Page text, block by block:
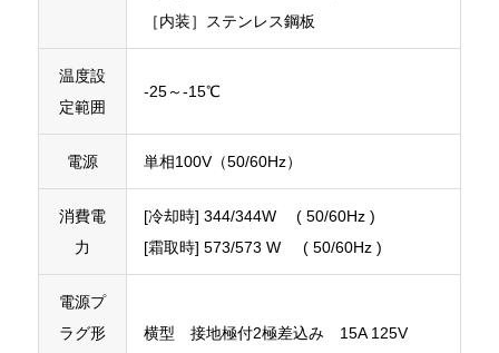
［内装］ステンレス鋼板
温度設
定範囲
-25～-15℃
電源 単相100V（50/60Hz）
消費電
力
[冷却時] 344/344W
( 50/60Hz )
[霜取時] 573/573 W ( 50/60Hz )
電源プ
ラグ形
横型 接地極付2極差込み 15A 125V